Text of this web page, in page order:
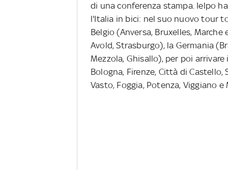
di una conferenza stampa. Ielpo
l'Italia in bici: nel suo nuovo tour
Belgio (Anversa, Bruxelles,
Avold, Strasburgo), la Germania
Mezzola, Ghisallo), per poi
Bologna, Firenze, Città di
Vasto, Foggia, Potenza, Viggiano e